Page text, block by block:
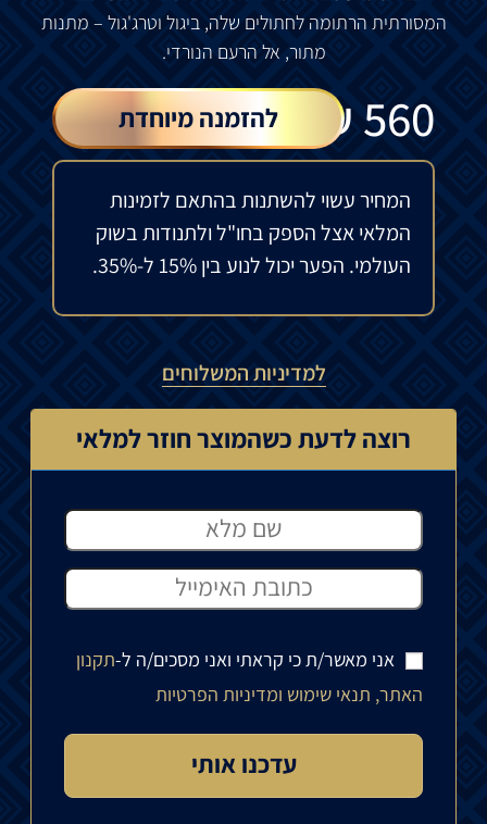
המסורתית הרתומה לחתולים שלה, ביגול וטרג'גול – מתנות
מתור, אל הרעם הנורדי.
560
₪ להזמנה מיוחדת
המחיר עשוי להשתנות בהתאם לזמינות
המלאי אצל הספק בחו"ל ולתנודות בשוק
העולמי. הפער יכול לנוע בין 15% ל-35%.
למדיניות המשלוחים
רוצה לדעת כשהמוצר חוזר למלאי
אני מאשר/ת כי קראתי ואני מסכים/ה ל-תקנון
האתר, תנאי שימוש ומדיניות הפרטיות